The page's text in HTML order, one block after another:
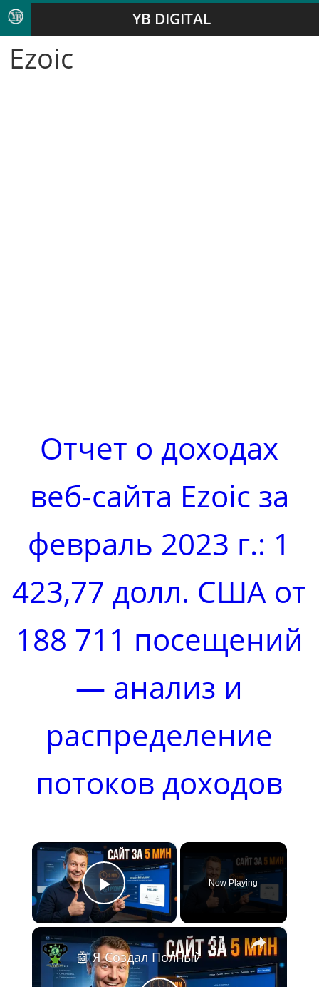
YB DIGITAL
Ezoic
Отчет о доходах
веб-сайта Ezoic за
февраль 2023 г.: 1
423,77 долл. США от
188 711 посещений
— анализ и
распределение
потоков доходов
×
Play Video
Now Playing
×
🤖 Я Создал Полный Сайт за 5